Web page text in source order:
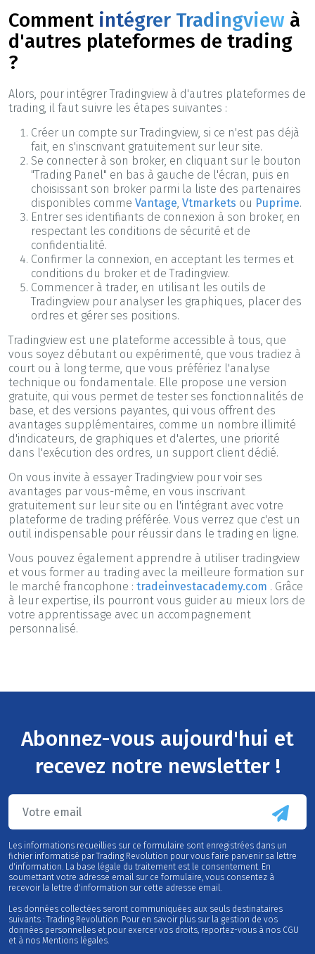
Comment intégrer Tradingview à
d'autres plateformes de trading
?
Alors, pour intégrer Tradingview à d'autres plateformes de
trading, il faut suivre les étapes suivantes :
Créer un compte sur Tradingview, si ce n'est pas déjà
fait, en s'inscrivant gratuitement sur leur site.
Se connecter à son broker, en cliquant sur le bouton
"Trading Panel" en bas à gauche de l'écran, puis en
choisissant son broker parmi la liste des partenaires
disponibles comme Vantage, Vtmarkets ou Puprime.
Entrer ses identifiants de connexion à son broker, en
respectant les conditions de sécurité et de
confidentialité.
Confirmer la connexion, en acceptant les termes et
conditions du broker et de Tradingview.
Commencer à trader, en utilisant les outils de
Tradingview pour analyser les graphiques, placer des
ordres et gérer ses positions.
Tradingview est une plateforme accessible à tous, que
vous soyez débutant ou expérimenté, que vous tradiez à
court ou à long terme, que vous préfériez l'analyse
technique ou fondamentale. Elle propose une version
gratuite, qui vous permet de tester ses fonctionnalités de
base, et des versions payantes, qui vous offrent des
avantages supplémentaires, comme un nombre illimité
d'indicateurs, de graphiques et d'alertes, une priorité
dans l'exécution des ordres, un support client dédié.
On vous invite à essayer Tradingview pour voir ses
avantages par vous-même, en vous inscrivant
gratuitement sur leur site ou en l'intégrant avec votre
plateforme de trading préférée. Vous verrez que c'est un
outil indispensable pour réussir dans le trading en ligne.
Vous pouvez également apprendre à utiliser tradingview
et vous former au trading avec la meilleure formation sur
le marché francophone : tradeinvestacademy.com . Grâce
à leur expertise, ils pourront vous guider au mieux lors de
votre apprentissage avec un accompagnement
personnalisé.
Abonnez-vous aujourd'hui et
recevez notre newsletter !
Les informations recueillies sur ce formulaire sont enregistrées dans un
fichier informatisé par Trading Revolution pour vous faire parvenir sa lettre
d'information. La base légale du traitement est le consentement. En
soumettant votre adresse email sur ce formulaire, vous consentez à
recevoir la lettre d'information sur cette adresse email.
Les données collectées seront communiquées aux seuls destinataires
suivants : Trading Revolution. Pour en savoir plus sur la gestion de vos
données personnelles et pour exercer vos droits, reportez-vous à nos CGU
et à nos Mentions légales.